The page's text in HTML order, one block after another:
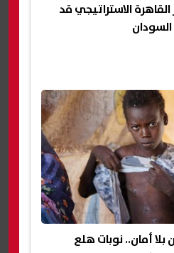
القاهرة الاستراتيجي قد
أمان.. نوبات هلع